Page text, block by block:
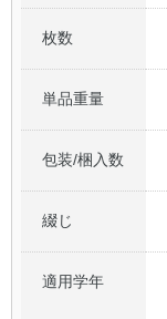
枚数
単品重量
包装/梱入数
綴じ
適用学年